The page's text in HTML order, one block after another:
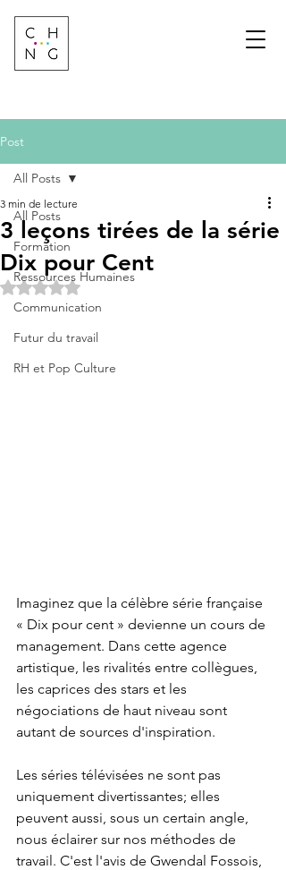
Post
All Posts
Formation
Ressources Humaines
Communication
Futur du travail
RH et Pop Culture
All Posts
3 leçons tirées de la série
Dix pour Cent
3 min de lecture
Noté NaN étoiles sur 5.
Imaginez que la célèbre série française
« Dix pour cent » devienne un cours de
management. Dans cette agence
artistique, les rivalités entre collègues,
les caprices des stars et les
négociations de haut niveau sont
autant de sources d'inspiration.
Les séries télévisées ne sont pas
uniquement divertissantes; elles
peuvent aussi, sous un certain angle,
nous éclairer sur nos méthodes de
travail. C'est l'avis de Gwendal Fossois,